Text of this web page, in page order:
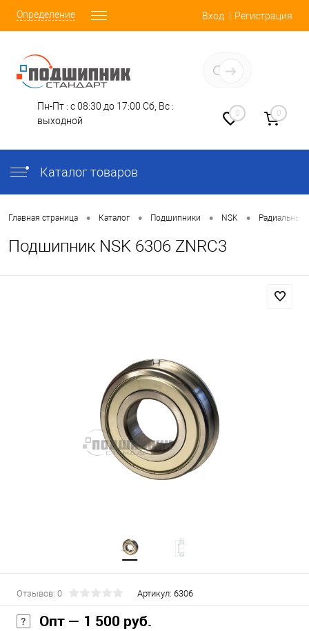
Определение Вход Регистрация
Пн-Пт : с 08:30 до 17:00 Сб, Вс :
выходной
0 0
Каталог товаров
Главная страница • Каталог • Подшипники • NSK •
Подшипник NSK 6306 ZNRC3
Отзывов: 0 Артикул: 6306
Опт — 1 500 руб.